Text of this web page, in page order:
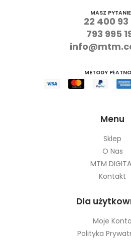
MASZ
22 400 93
793 995
METODY
Menu
Sklep
O Nas
MTM
Kontakt
Dla
Moje Konto
Polityka